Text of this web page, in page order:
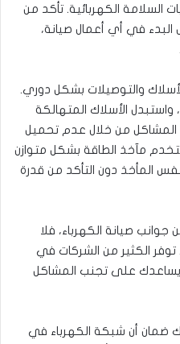
السلامة الكهربائية. تأكد من
البدء في أي أعمال صيانة،
والتوصيلات بشكل دوري.
الأسلاك المتهالكة
المشاكل من خلال عدم تحميل
مآخذ الطاقة بشكل متوازن
المأخذ دون التأكد من قدرة
صيانة الكهرباء، فلا
الكثير من الشركات في
يساعدك على تجنب المشاكل
ضمان أن شبكة الكهرباء في